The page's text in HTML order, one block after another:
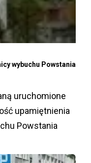
wybuchu Powstania
uruchomione
upamiętnienia
Powstania